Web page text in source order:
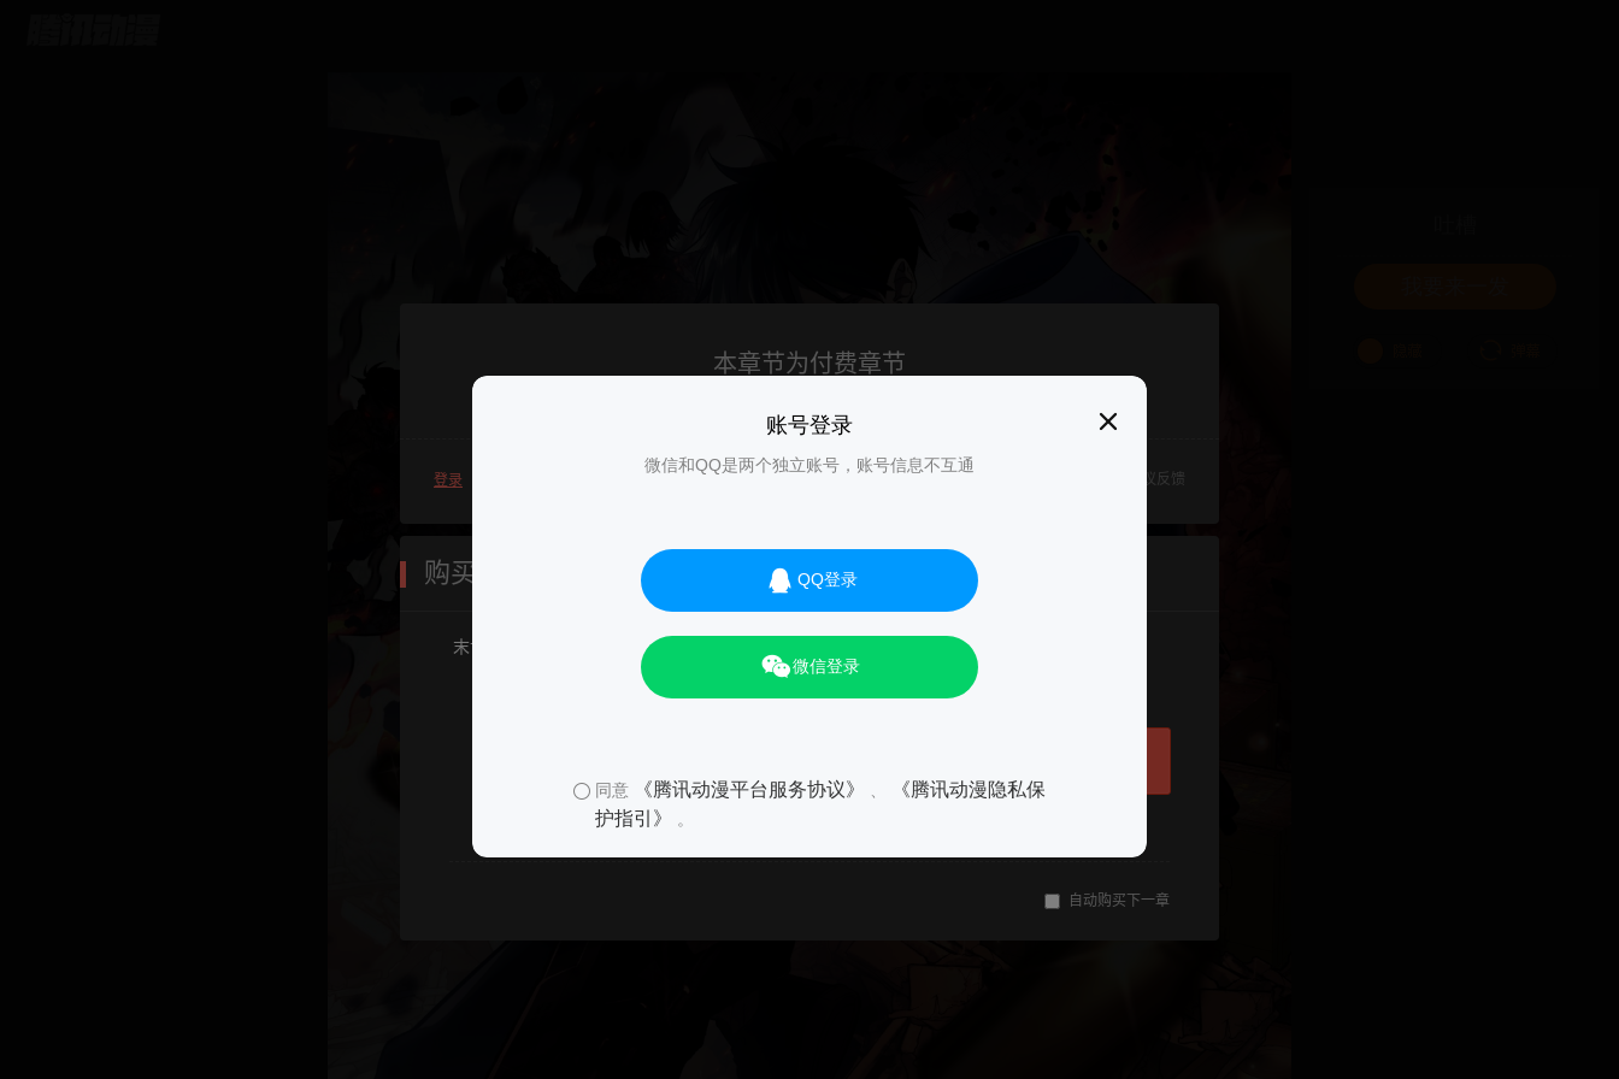
账号登录
微信和QQ是两个独立账号，账号信息不互通
QQ登录
微信登录
同意 《腾讯动漫平台服务协议》
《腾讯动漫隐私保
护指引》
。